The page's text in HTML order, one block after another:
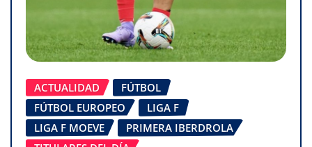
ACTUALIDAD
FÚTBOL
FÚTBOL EUROPEO
LIGA F
LIGA F MOEVE
PRIMERA IBERDROLA